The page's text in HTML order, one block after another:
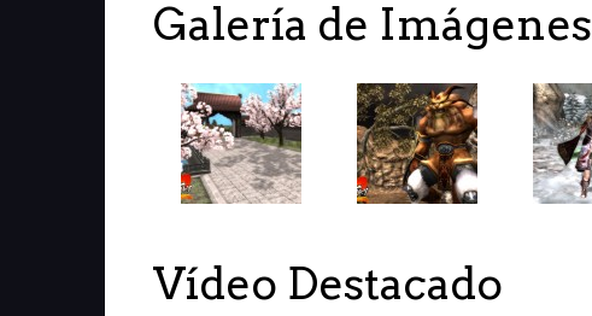
Galería de Imágenes
Vídeo Destacado